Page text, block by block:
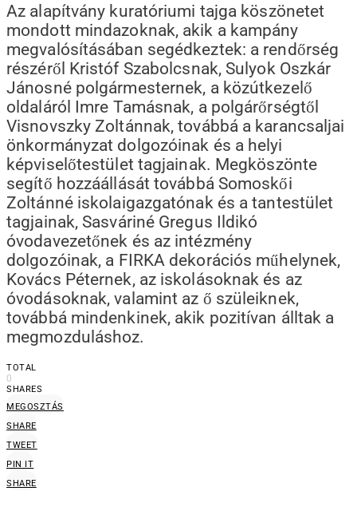
Az alapítvány kuratóriumi tajga köszönetet
mondott mindazoknak, akik a kampány
megvalósításában segédkeztek: a rendőrség
részéről Kristóf Szabolcsnak, Sulyok Oszkár
Jánosné polgármesternek, a közútkezelő
oldaláról Imre Tamásnak, a polgárőrségtől
Visnovszky Zoltánnak, továbbá a karancsaljai
önkormányzat dolgozóinak és a helyi
képviselőtestület tagjainak. Megköszönte
segítő hozzáállását továbbá Somoskői
Zoltánné iskolaigazgatónak és a tantestület
tagjainak, Sasváriné Gregus Ildikó
óvodavezetőnek és az intézmény
dolgozóinak, a FIRKA dekorációs műhelynek,
Kovács Péternek, az iskolásoknak és az
óvodásoknak, valamint az ő szüleiknek,
továbbá mindenkinek, akik pozitívan álltak a
megmozduláshoz.
TOTAL
0
SHARES
MEGOSZTÁS
SHARE
TWEET
PIN IT
SHARE